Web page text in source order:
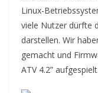
Linux-
viele Nutzer dürfte
darstellen. Wir
gemacht und
ATV 4.2” aufgespielt.